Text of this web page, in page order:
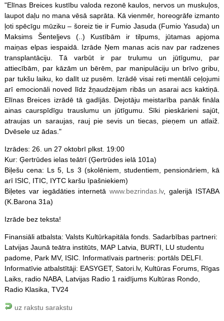
"Elīnas Breices kustību valoda rezonē kaulos, nervos un muskuļos,
laupot daļu no mana vēsā saprāta. Kā vienmēr, horeogrāfe izmanto
ļoti spēcīgu mūziku – šoreiz tie ir Fumio Jasuda (Fumio Yasuda) un
Maksims Šenteļjevs (..) Kustībām ir tilpums, jūtamas apjoma
maiņas elpas iespaidā. Izrāde Ņem manas acis nav par radzenes
transplantāciju. Tā varbūt ir par trulumu un jūtīgumu, par
attiecībām, par kāzām un bērēm, par manipulāciju un brīvo gribu,
par tukšu laiku, ko dalīt uz pusēm. Izrādē visai reti mentāli ceļojumi
arī emocionāli noved līdz žņaudzējam ribās un asarai acs kaktiņā.
Elīnas Breices izrādē tā gadījās. Dejotāju meistarība panāk fināla
ainas caurspīdīgu trauslumu un jūtīgumu. Sīki pieskārieni sajūt,
atraujas un saraujas, rauj pie sevis un tiecas, pieņem un atlaiž.
Dvēsele uz ādas."
Izrādes: 26. un 27 oktobrī plkst. 19:00
Kur: Ģertrūdes ielas teātrī (Ģertrūdes ielā 101a)
Biļešu cena: Ls 5, Ls 3 (skolēniem, studentiem, pensionāriem, kā
arī ISIC, ITIC, IYTC karšu īpašniekiem)
Biļetes var iegādāties internetāwww.bezrindas.lv, galerijā ISTABA
(K.Barona 31a)
Izrāde bez teksta!
Finansiāli atbalsta: Valsts Kultūrkapitāla fonds. Sadarbības partneri:
Latvijas Jaunā teātra institūts, MAP Latvia, BURTI, LU studentu
padome, Park MV, ISIC. Informatīvais partneris: portāls DELFI.
Informatīvie atbalstītāji: EASYGET, Satori.lv, Kultūras Forums, Rīgas
Laiks, radio NABA, Latvijas Radio 1 raidījums Kultūras Rondo,
Radio Klasika, TV24
uz rakstu sarakstu